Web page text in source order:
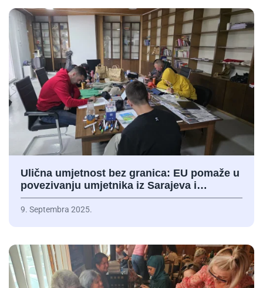
Ulična umjetnost bez granica: EU pomaže u
povezivanju umjetnika iz Sarajeva i…
9. Septembra 2025.